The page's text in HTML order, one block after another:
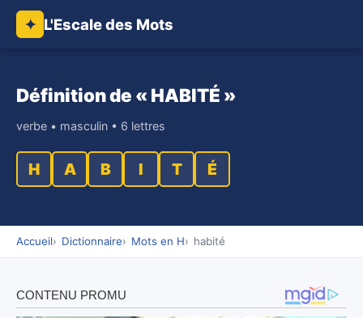
✦ L'Escale des Mots
Définition de « HABITÉ »
verbe • masculin • 6 lettres
H A B I T É
Accueil Dictionnaire Mots en H habité